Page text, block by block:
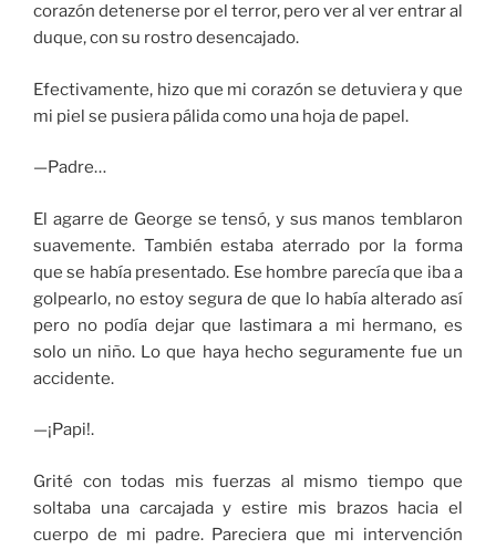
corazón detenerse por el terror, pero ver al ver entrar al
duque, con su rostro desencajado.
Efectivamente, hizo que mi corazón se detuviera y que
mi piel se pusiera pálida como una hoja de papel.
—Padre…
El agarre de George se tensó, y sus manos temblaron
suavemente. También estaba aterrado por la forma
que se había presentado. Ese hombre parecía que iba a
golpearlo, no estoy segura de que lo había alterado así
pero no podía dejar que lastimara a mi hermano, es
solo un niño. Lo que haya hecho seguramente fue un
accidente.
—¡Papi!.
Grité con todas mis fuerzas al mismo tiempo que
soltaba una carcajada y estire mis brazos hacia el
cuerpo de mi padre. Pareciera que mi intervención